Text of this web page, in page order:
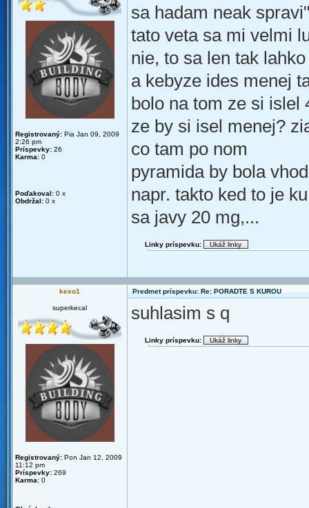
Registrovaný: Pia Jan 09, 2009
2:26 pm
Príspevky: 26
Karma: 0
Poďakoval: 0 x
Obdržal: 0 x
sa hadam neak spravi"
tato veta sa mi velmi
nie, to sa len tak
a kebyze ides menej
bolo na tom ze si islel
ze by si isel menej?
co tam po nom
pyramida by bola
napr. takto ked to je
sa javy 20 mg,...
Linky príspevku:
kexo1 Predmet príspevku: Re: PORADTE S KUROU
superkecal
Registrovaný: Pon Jan 12, 2009
11:12 pm
Príspevky: 269
Karma: 0
suhlasim s q
Linky príspevku: